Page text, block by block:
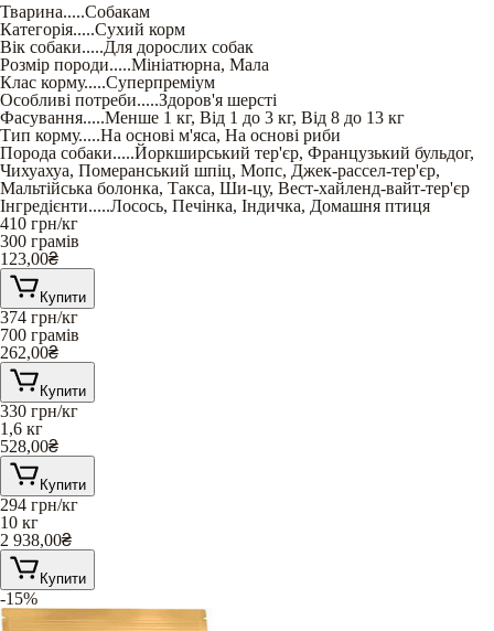
Тварина.....Собакам
Категорія.....Сухий корм
Вік собаки.....Для дорослих собак
Розмір породи.....Мініатюрна, Мала
Клас корму.....Суперпреміум
Особливі потреби.....Здоров'я шерсті
Фасування.....Менше 1 кг, Від 1 до 3 кг, Від 8 до 13 кг
Тип корму.....На основі м'яса, На основі риби
Порода собаки.....Йоркширський тер'єр, Французький бульдог,
Чихуахуа, Померанський шпіц, Мопс, Джек-рассел-тер'єр,
Мальтійська болонка, Такса, Ши-цу, Вест-хайленд-вайт-тер'єр
Інгредієнти.....Лосось, Печінка, Індичка, Домашня птиця
410 грн/кг
300 грамів
123,00₴
Купити
374 грн/кг
700 грамів
262,00₴
Купити
330 грн/кг
1,6 кг
528,00₴
Купити
294 грн/кг
10 кг
2 938,00₴
Купити
-15%